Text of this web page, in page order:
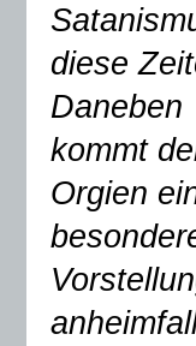
diese
Daneben
kommt
Orgien